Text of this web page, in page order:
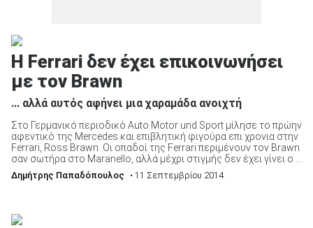
H Ferrari δεν έχει επικοινωνήσει
με τον Brawn
... αλλά αυτός αφήνει μια χαραμάδα ανοιχτή
Στο Γερμανικό περιοδικό Auto Motor und Sport μίλησε το πρώην
αφεντικό της Mercedes και επιβλητική φιγούρα επι χρονια στην
Ferrari, Ross Brawn. Οι οπαδοί της Ferrari περιμένουν τον Brawn
σαν σωτήρα στο Maranello, αλλά μέχρι στιγμής δεν έχει γίνει ο ...
Δημήτρης Παπαδόπουλος • 11 Σεπτεμβρίου 2014